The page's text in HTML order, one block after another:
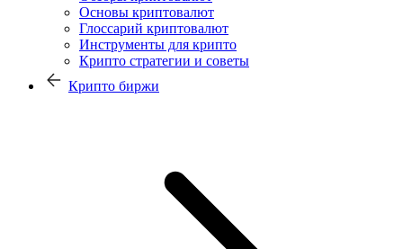
Основы криптовалют
Глоссарий криптовалют
Инструменты для крипто
Крипто стратегии и советы
Крипто биржи